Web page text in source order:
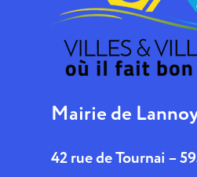
Mairie de
42 rue de Tournai –